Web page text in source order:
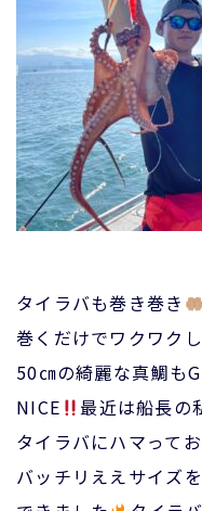
タイラバも巻き巻き
巻くだけでワクワク
50㎝の綺麗な真鯛も
NICE
最近は船長の
タイラバにハマって
バッチリええサイズ